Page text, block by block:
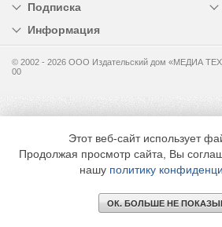
Подписка
Информация
© 2002 - 2026 OOO Издательский дом «МЕДИА
00
Этот веб-сайт использует
Продолжая просмотр сайта, Вы
нашу политику
ОК. БОЛЬШЕ НЕ